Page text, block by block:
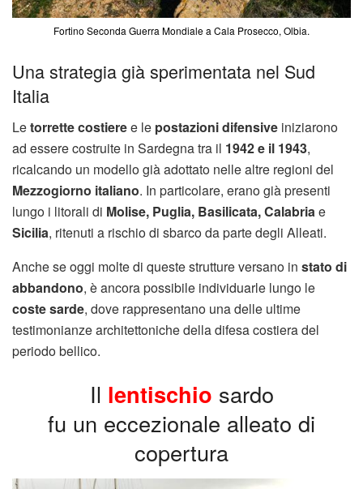
Fortino Seconda Guerra Mondiale a Cala Prosecco, Olbia.
Una strategia già sperimentata nel Sud
Italia
Letorrette costieree le postazioni difensive iniziarono
ad essere costruite in Sardegna tra il 1942 e il 1943,
ricalcando un modello già adottato nelle altre regioni del
Mezzogiorno italiano. In particolare, erano già presenti
lungo i litorali di Molise, Puglia, Basilicata, Calabriae
Sicilia, ritenuti a rischio di sbarco da parte degli Alleati.
Anche se oggi molte di queste strutture versano in stato di
abbandono, è ancora possibile individuarle lungo le
coste sarde, dove rappresentano una delle ultime
testimonianze architettoniche della difesa costiera del
periodo bellico.
Il lentischio sardo
fu un eccezionale alleato di
copertura